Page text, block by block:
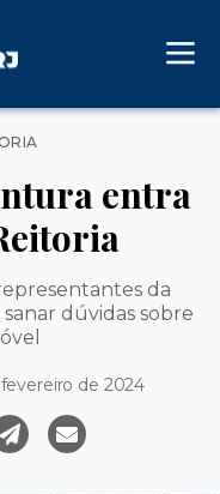
entra
da
dúvidas sobre
de 2024